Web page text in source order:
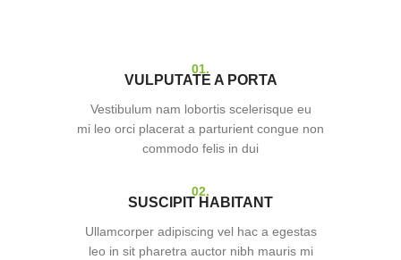
01.
VULPUTATE A PORTA
Vestibulum nam lobortis scelerisque eu
mi leo orci placerat a parturient congue non
commodo felis in dui
02.
SUSCIPIT HABITANT
Ullamcorper adipiscing vel hac a egestas
leo in sit pharetra auctor nibh mauris mi